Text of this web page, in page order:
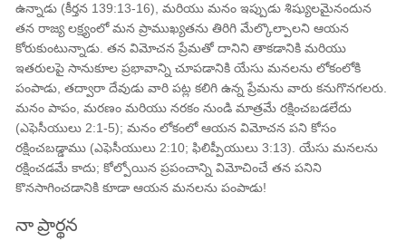
ఉన్నాడు (కీర్తన 139:13-16), మరియు మనం ఇప్పుడు శిష్యులమైనందున
తన రాజ్య లక్ష్యంలో మన ప్రాముఖ్యతను తిరిగి మేల్కొల్పాలని ఆయన
కోరుకుంటున్నాడు. తన విమోచన ప్రేమతో దానిని తాకడానికి మరియు
ఇతరులపై సానుకూల ప్రభావాన్ని చూపడానికి యేసు మనలను లోకంలోకి
పంపాడు, తద్వారా దేవుడు వారి పట్ల కలిగి ఉన్న ప్రేమను వారు కనుగొనగలరు.
మనం పాపం, మరణం మరియు నరకం నుండి మాత్రమే రక్షించబడలేదు
(ఎఫెసీయులు 2:1-5); మనం లోకంలో ఆయన విమోచన పని కోసం
రక్షించబడ్డాము (ఎఫెసీయులు 2:10; ఫిలిప్పీయులు 3:13). యేసు మనలను
రక్షించడమే కాదు; కోల్పోయిన ప్రపంచాన్ని విమోచించే తన పనిని
కొనసాగించడానికి కూడా ఆయన మనలను పంపాడు!
నా ప్రార్థన